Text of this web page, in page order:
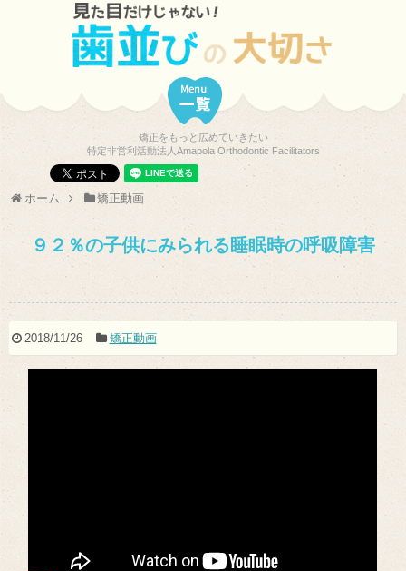
矯正をもっと広めていきたい
特定非営利活動法人Amapola Orthodontic Facilitators
ホーム 矯正動画
９２％の子供にみられる睡眠時の呼吸障害
2018/11/26 矯正動画